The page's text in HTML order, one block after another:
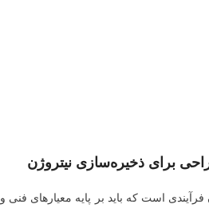
برای ذخیره‌سازی نیتروژن
است که باید بر پایه معیارهای فنی و